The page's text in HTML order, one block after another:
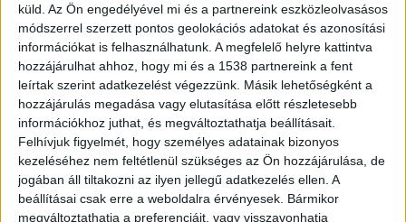
küld. Az Ön engedélyével mi és a partnereink eszközleolvasásos
módszerrel szerzett pontos geolokációs adatokat és azonosítási
információkat is felhasználhatunk. A megfelelő helyre kattintva
hozzájárulhat ahhoz, hogy mi és a 1538 partnereink a fent
leírtak szerint adatkezelést végezzünk. Másik lehetőségként a
hozzájárulás megadása vagy elutasítása előtt részletesebb
információkhoz juthat, és megváltoztathatja beállításait.
Felhívjuk figyelmét, hogy személyes adatainak bizonyos
kezeléséhez nem feltétlenül szükséges az Ön hozzájárulása, de
jogában áll tiltakozni az ilyen jellegű adatkezelés ellen. A
beállításai csak erre a weboldalra érvényesek. Bármikor
megváltoztathatja a preferenciáit, vagy visszavonhatja
A pincehegyen keresték a nőt
A Dorogi Rendőrkapitányság rendőrei azonnal
megkezdték a keresést, először a tokodi
pincéknél, majd a kutatást a táti pincék irányába
bővítették. A dűlőben egy helyi lakos segítette a
munkájukat, aki útbaigazítást adott arra
vonatkozóan, hogy merre lehet a keresett
hétvégi ház. A nagy mennyiségű hó miatt